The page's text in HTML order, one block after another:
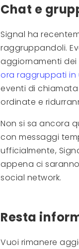
Chat e
Signal ha
raggruppandoli.
aggiornamenti
ora raggruppati in
eventi di
ordinate e
Non si sa ancora
con messaggi
ufficialmente,
appena ci
social network.
Resta
Vuoi rimanere